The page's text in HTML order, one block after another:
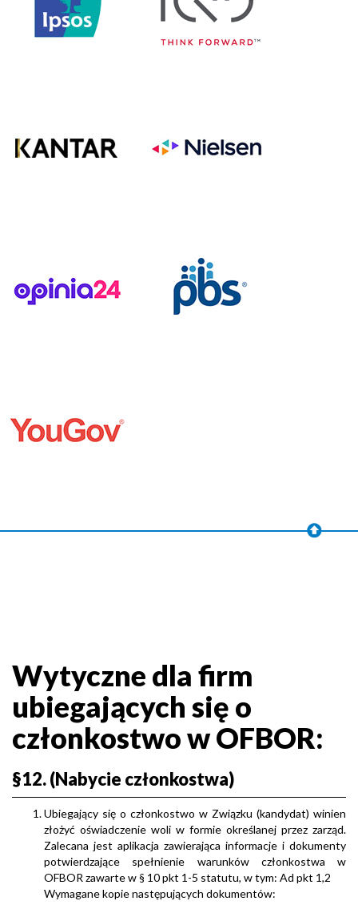
Wytyczne dla firm
ubiegających się o
członkostwo w OFBOR:
§12. (Nabycie członkostwa)
Ubiegający się o członkostwo w Związku (kandydat) winien
złożyć oświadczenie woli w formie określanej przez zarząd.
Zalecana jest aplikacja zawierająca informacje i dokumenty
potwierdzające spełnienie warunków członkostwa w
OFBOR zawarte w § 10 pkt 1-5 statutu, w tym: Ad pkt 1,2
Wymagane kopie następujących dokumentów: